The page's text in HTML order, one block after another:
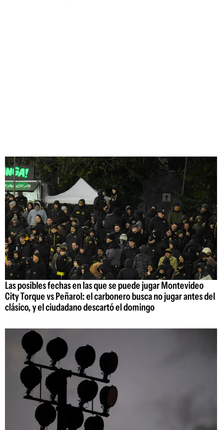
Las posibles fechas en las que se puede jugar Montevideo
City Torque vs Peñarol: el carbonero busca no jugar antes del
clásico, y el ciudadano descartó el domingo